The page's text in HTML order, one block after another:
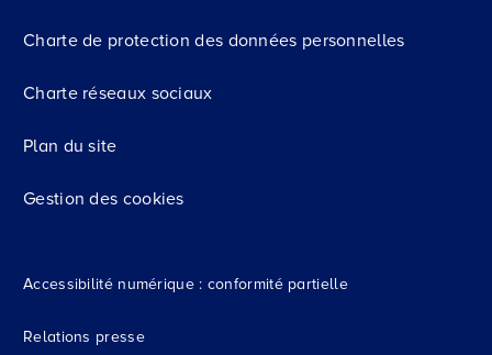
Charte de protection des données personnelles
Charte réseaux sociaux
Plan du site
Gestion des cookies
Accessibilité numérique : conformité partielle
Relations presse